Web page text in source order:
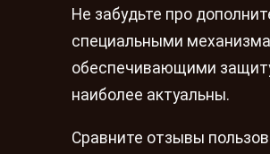
Не забудьте про
специальными
обеспечивающими
наиболее актуальны.
Сравните отзывы